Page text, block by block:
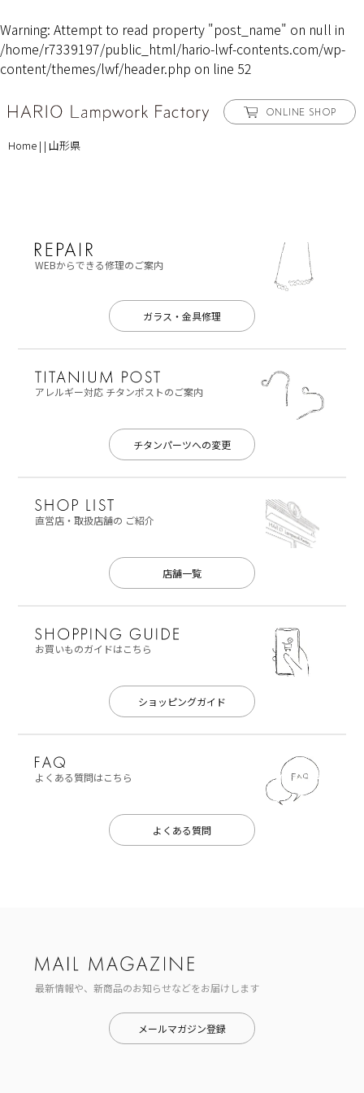
Warning: Attempt to read property "post_name" on null in
/home/r7339197/public_html/hario-lwf-contents.com/wp-
content/themes/lwf/header.php on line 52
ONLINE SHOP
Home | | 山形県
WEBからできる修理のご案内
ガラス・金具修理
アレルギー対応チタンポストのご案内
チタンパーツへの変更
直営店・取扱店舗の ご紹介
店舗一覧
お買いものガイドはこちら
ショッピングガイド
よくある質問はこちら
よくある質問
最新情報や、新商品のお知らせなどをお届けします
メールマガジン登録